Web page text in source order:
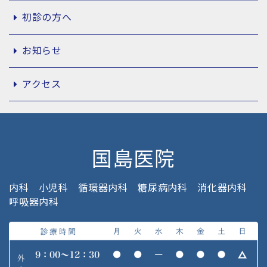
初診の方へ
お知らせ
アクセス
国島医院
内科 小児科 循環器内科 糖尿病内科
消化器内科
呼吸器内科